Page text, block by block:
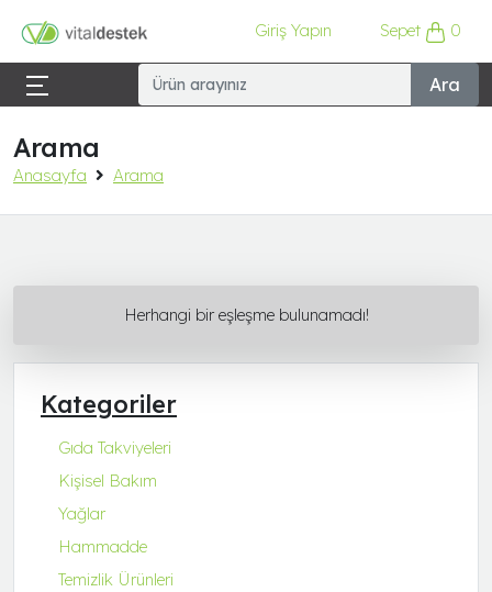
Giriş Yapın Sepet 0
Ara
Arama
Anasayfa Arama
Kategoriler
Gıda Takviyeleri
Kişisel Bakım
Yağlar
Hammadde
Temizlik Ürünleri
Herhangi bir eşleşme bulunamadı!